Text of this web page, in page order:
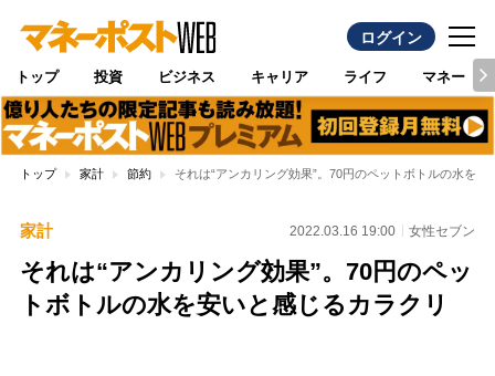
ログイン
トップ 投資 ビジネス キャリア ライフ マネー
トップ 家計 節約 それは“アンカリング効果”。70円のペットボトルの水を安
家計 2022.03.16 19:00 女性セブン
それは“アンカリング効果”。70円のペッ
トボトルの水を安いと感じるカラクリ